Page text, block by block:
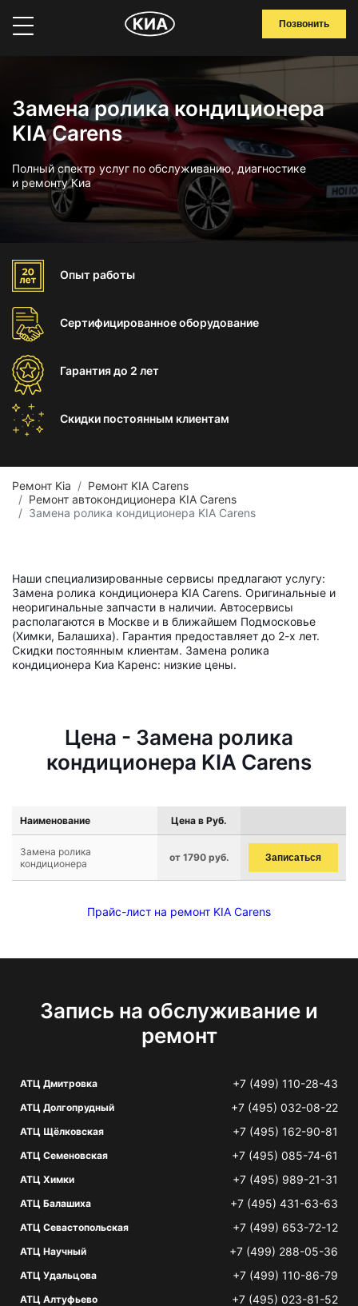
Позвонить
Замена ролика кондиционера
KIA Carens
Полный спектр услуг по обслуживанию, диагностике
и ремонту Киа
Опыт работы
Сертифицированноеоборудование
Гарантиядо 2 лет
Скидки постоянным клиентам
Ремонт Kia
Ремонт KIA Carens
Ремонт автокондиционера KIA Carens
Замена ролика кондиционера KIA Carens
Наши специализированные сервисы предлагают услугу:
Замена ролика кондиционера KIA Carens. Оригинальные и
неоригинальные запчасти в наличии. Автосервисы
располагаются в Москве и в ближайшем Подмосковье
(Химки, Балашиха). Гарантия предоставляет до 2-х лет.
Скидки постоянным клиентам. Замена ролика
кондиционера Киа Каренс: низкие цены.
Цена - Замена ролика
кондиционера KIA Carens
Наименование Цена в Руб.
Замена ролика
кондиционера
от 1790 руб. Записаться
Прайс-лист на ремонт KIA Carens
Запись на обслуживание и
ремонт
АТЦ Дмитровка +7 (499) 110-28-43
АТЦ Долгопрудный +7 (495) 032-08-22
АТЦ Щёлковская +7 (495) 162-90-81
АТЦ Семеновская +7 (495) 085-74-61
АТЦ Химки +7 (495) 989-21-31
АТЦ Балашиха +7 (495) 431-63-63
АТЦ Севастопольская +7 (499) 653-72-12
АТЦ Научный +7 (499) 288-05-36
АТЦ Удальцова +7 (499) 110-86-79
АТЦ Алтуфьево +7 (495) 023-81-52